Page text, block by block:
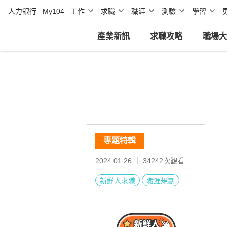
人力銀行 My104 工作 求職 職涯 測驗 學習
產業新訊 求職攻略 職場
專題特輯
2024.01.26 ｜ 34242次觀看
新鮮人求職 職涯規劃